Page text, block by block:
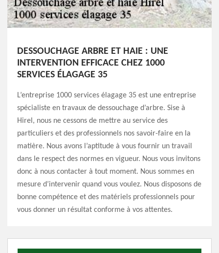
DESSOUCHAGE ARBRE ET HAIE : UNE
INTERVENTION EFFICACE CHEZ 1000
SERVICES ÉLAGAGE 35
L’entreprise 1000 services élagage 35 est une entreprise
spécialiste en travaux de dessouchage d’arbre. Sise à
Hirel, nous ne cessons de mettre au service des
particuliers et des professionnels nos savoir-faire en la
matière. Nous avons l’aptitude à vous fournir un travail
dans le respect des normes en vigueur. Nous vous invitons
donc à nous contacter à tout moment. Nous sommes en
mesure d’intervenir quand vous voulez. Nous disposons de
bonne compétence et des matériels professionnels pour
vous donner un résultat conforme à vos attentes.